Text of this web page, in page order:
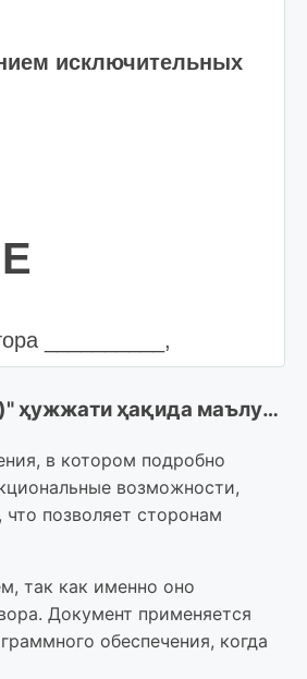
исключительных
__________,
именуемое
(ей) на основании
обеспечения № __ (с
"Техническое задание (к Договору на создание программного обеспечения)" ҳужжати ҳақида маълумот
в котором подробно
возможности,
позволяет сторонам
так как именно оно
Документ применяется
обеспечения, когда